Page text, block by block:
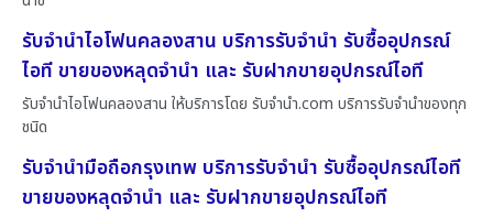
รับจำนำไอโฟนคลองสาน บริการรับจำนำ รับซื้ออุปกรณ์
ไอที ขายของหลุดจำนำ และ รับฝากขายอุปกรณ์ไอที
รับจำนำไอโฟนคลองสาน ให้บริการโดย รับจํานํา.com บริการรับจำนำของทุก
ชนิด
รับจำนำมือถือกรุงเทพ บริการรับจำนำ รับซื้ออุปกรณ์ไอที
ขายของหลุดจำนำ และ รับฝากขายอุปกรณ์ไอที